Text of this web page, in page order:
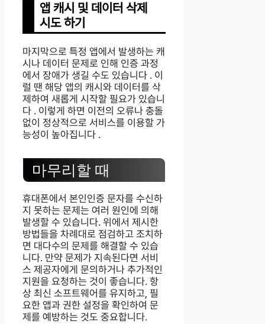
앱 캐시 및 데이터 삭제
시도 하기
마지막으로 특정 앱에서 발생하는 캐
시나 데이터 문제로 인해 인증 과정
에서 장애가 생길 수도 있습니다 . 이
럴 땐 해당 앱의 캐시와 데이터를 삭
제하여 새롭게 시작할 필요가 있습니
다 . 이렇게 하면 이전의 오류나 충돌
없이 정상적으로 서비스를 이용할 가
능성이 높아집니다 .
마무리할 때
휴대폰에서 본인인증 문자를 수신하
지 못하는 문제는 여러 원인에 의해
발생할 수 있습니다. 위에서 제시한
방법들을 차례대로 점검하고 조치하
면 대다수의 문제를 해결할 수 있습
니다. 만약 문제가 지속된다면 서비
스 제공자에게 문의하거나 추가적인
지원을 요청하는 것이 좋습니다. 항
상 최신 소프트웨어를 유지하고, 필
요한 앱과 권한 설정을 확인하여 문
제를 예방하는 것도 중요합니다.